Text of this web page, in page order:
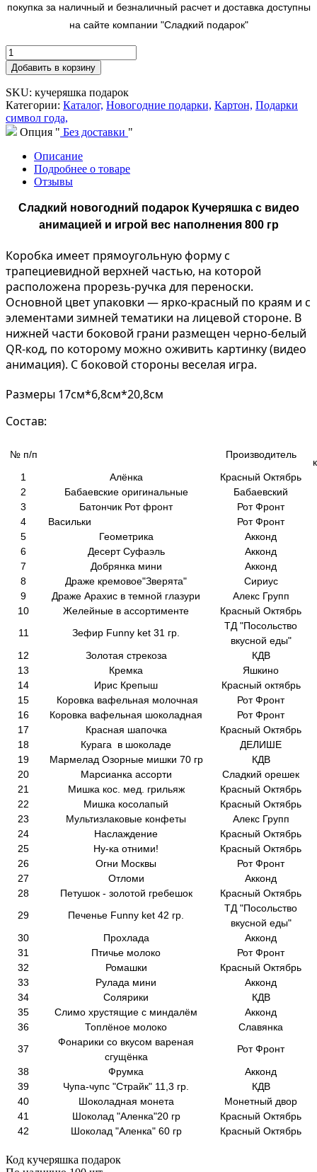
покупка за наличный и безналичный расчет и доставка доступны
на сайте компании "Сладкий подарок"
Добавить в корзину
SKU: кучеряшка подарок
Категории: Каталог, Новогодние подарки, Картон, Подарки
символ года,
Опция " Без доставки "
Описание
Подробнее о товаре
Отзывы
Сладкий новогодний подарок Кучеряшка с видео
анимацией и игрой вес наполнения 800 гр
Коробка имеет прямоугольную форму с
трапециевидной верхней частью, на которой
расположена прорезь-ручка для переноски.
Основной цвет упаковки — ярко-красный по краям и с
элементами зимней тематики на лицевой стороне. В
нижней части боковой грани размещен черно-белый
QR-код, по которому можно оживить картинку (видео
анимация). С боковой стороны веселая игра.
Размеры 17см*6,8см*20,8см
Состав:
№ п/п Производитель
1
Алёнка
Красный Октябрь
2
Бабаевские оригинальные
Бабаевский
3
Батончик Рот фронт
Рот Фронт
4
Васильки
Рот Фронт
5
Геометрика
Акконд
6
Десерт Суфаэль
Акконд
7
Добрянка мини
Акконд
8
Драже кремовое"Зверята"
Сириус
9
Драже Арахис в темной глазури
Алекс Групп
10
Желейные в ассортименте
Красный Октябрь
11
Зефир Funny ket 31 гр.
ТД "Посольство
вкусной еды"
12
Золотая стрекоза
КДВ
13
Кремка
Яшкино
14
Ирис Крепыш
Красный октябрь
15
Коровка вафельная молочная
Рот Фронт
16
Коровка вафельная шоколадная
Рот Фронт
17
Красная шапочка
Красный Октябрь
18
Курага в шоколаде
ДЕЛИШЕ
19
Мармелад Озорные мишки 70 гр
КДВ
20
Марсианка ассорти
Сладкий орешек
21
Мишка кос. мед. грильяж
Красный Октябрь
22
Мишка косолапый
Красный Октябрь
23
Мультизлаковые конфеты
Алекс Групп
24
Наслаждение
Красный Октябрь
25
Ну-ка отними!
Красный Октябрь
26
Огни Москвы
Рот Фронт
27
Отломи
Акконд
28
Петушок - золотой гребешок
Красный Октябрь
29
Печенье Funny ket 42 гр.
ТД "Посольство
вкусной еды"
30
Прохлада
Акконд
31
Птичье молоко
Рот Фронт
32
Ромашки
Красный Октябрь
33
Рулада мини
Акконд
34
Солярики
КДВ
35
Слимо хрустящие с миндалём
Акконд
36
Топлёное молоко
Славянка
37
Фонарики со вкусом вареная
сгущёнка
Рот Фронт
38
Фрумка
Акконд
39
Чупа-чупс "Страйк" 11,3 гр.
КДВ
40
Шоколадная монета
Монетный двор
41
Шоколад "Аленка"20 гр
Красный Октябрь
42
Шоколад "Аленка" 60 гр Красный Октябрь
Код кучеряшка подарок